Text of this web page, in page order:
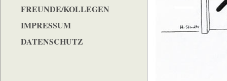
FREUNDE/KOLLEGEN
IMPRESSUM
DATENSCHUTZ